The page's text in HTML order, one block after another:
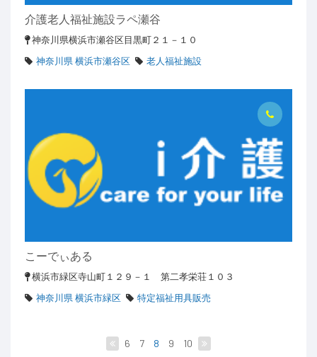
介護老人福祉施設ラペ瀬谷
神奈川県横浜市瀬谷区目黒町２１－１０
神奈川県 横浜市瀬谷区
老人福祉施設
こーでぃある
横浜市緑区寺山町１２９－１ 第二孝栄荘１０３
神奈川県 横浜市緑区
特定福祉用具販売
6 7 8 9 10